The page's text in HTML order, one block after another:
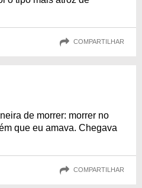
COMPARTILHAR
de morrer: morrer no
que eu amava. Chegava
COMPARTILHAR